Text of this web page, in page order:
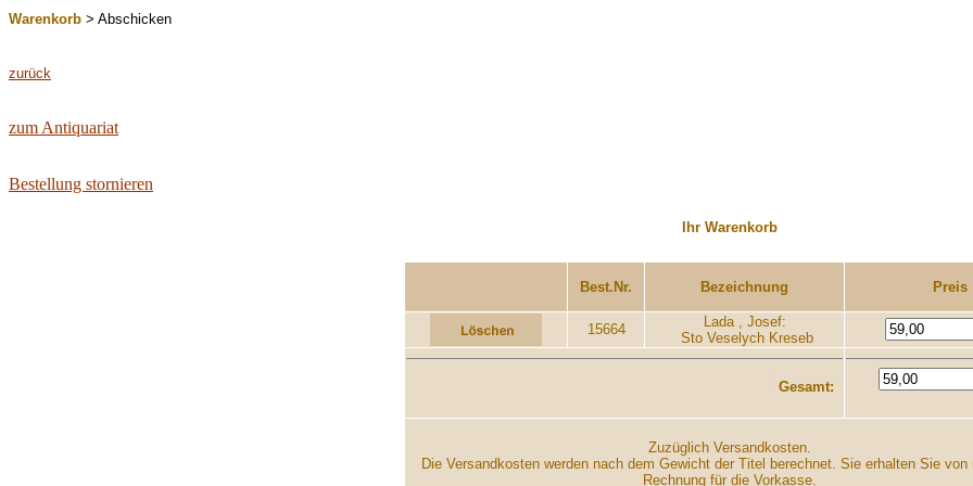
Warenkorb > Abschicken
zurück
zum Antiquariat
Bestellung stornieren
Ihr Warenkorb
Best.Nr. Bezeichnung Preis
15664
Lada , Josef:
Sto Veselych Kreseb
Gesamt:
Zuzüglich Versandkosten.
Die Versandkosten werden nach dem Gewicht der Titel berechnet. Sie erhalten Sie von
Rechnung für die Vorkasse.